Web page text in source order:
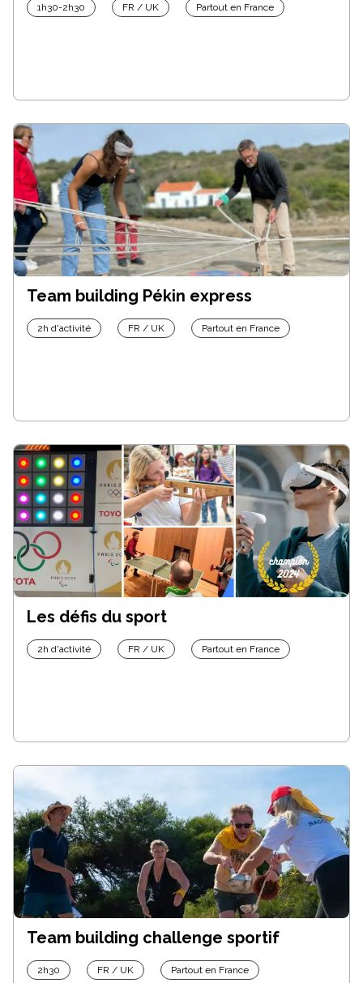
1h30-2h30 FR / UK Partout en France
Team building Pékin express
2h d'activité FR / UK Partout en France
Les défis du sport
2h d'activité FR / UK Partout en France
Team building challenge sportif
2h30 FR / UK Partout en France